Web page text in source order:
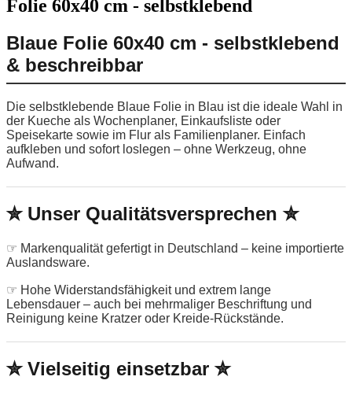
Folie 60x40 cm - selbstklebend
Blaue Folie 60x40 cm - selbstklebend
& beschreibbar
Die selbstklebende Blaue Folie in Blau ist die ideale Wahl in
der Kueche als Wochenplaner, Einkaufsliste oder
Speisekarte sowie im Flur als Familienplaner. Einfach
aufkleben und sofort loslegen – ohne Werkzeug, ohne
Aufwand.
✮ Unser Qualitätsversprechen ✮
☞ Markenqualität gefertigt in Deutschland – keine importierte
Auslandsware.
☞ Hohe Widerstandsfähigkeit und extrem lange
Lebensdauer – auch bei mehrmaliger Beschriftung und
Reinigung keine Kratzer oder Kreide-Rückstände.
✮ Vielseitig einsetzbar ✮